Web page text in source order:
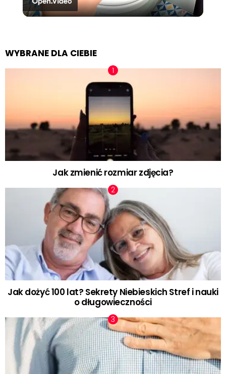
Video
WYBRANE DLA CIEBIE
Jak zmienić rozmiar zdjęcia?
Jak dożyć 100 lat? Sekrety Niebieskich Stref i nauki
o długowieczności